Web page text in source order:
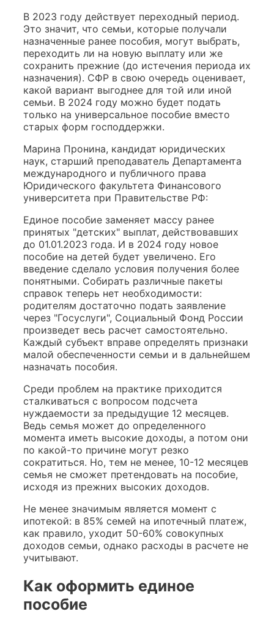
В 2023 году действует переходный период.
Это значит, что семьи, которые получали
назначенные ранее пособия, могут выбрать,
переходить ли на новую выплату или же
сохранить прежние (до истечения периода их
назначения). СФР в свою очередь оценивает,
какой вариант выгоднее для той или иной
семьи. В 2024 году можно будет подать
только на универсальное пособие вместо
старых форм господдержки.
Марина Пронина, кандидат юридических
наук, старший преподаватель Департамента
международного и публичного права
Юридического факультета Финансового
университета при Правительстве РФ:
Единое пособие заменяет массу ранее
принятых "детских" выплат, действовавших
до 01.01.2023 года. И в 2024 году новое
пособие на детей будет увеличено. Его
введение сделало условия получения более
понятными. Собирать различные пакеты
справок теперь нет необходимости:
родителям достаточно подать заявление
через "Госуслуги", Социальный Фонд России
произведет весь расчет самостоятельно.
Каждый субъект вправе определять признаки
малой обеспеченности семьи и в дальнейшем
назначать пособия.
Среди проблем на практике приходится
сталкиваться с вопросом подсчета
нуждаемости за предыдущие 12 месяцев.
Ведь семья может до определенного
момента иметь высокие доходы, а потом они
по какой-то причине могут резко
сократиться. Но, тем не менее, 10-12 месяцев
семья не сможет претендовать на пособие,
исходя из прежних высоких доходов.
Не менее значимым является момент с
ипотекой: в 85% семей на ипотечный платеж,
как правило, уходит 50-60% совокупных
доходов семьи, однако расходы в расчете не
учитывают.
Как оформить единое
пособие